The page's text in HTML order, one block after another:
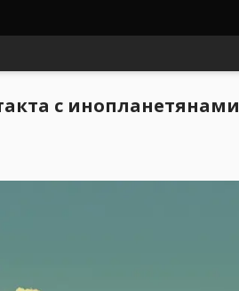
с инопланетянами